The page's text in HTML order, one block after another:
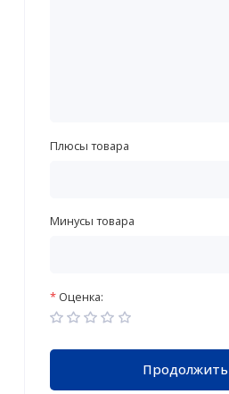
Плюсы товара
Минусы товара
Оценка:
Продолжить